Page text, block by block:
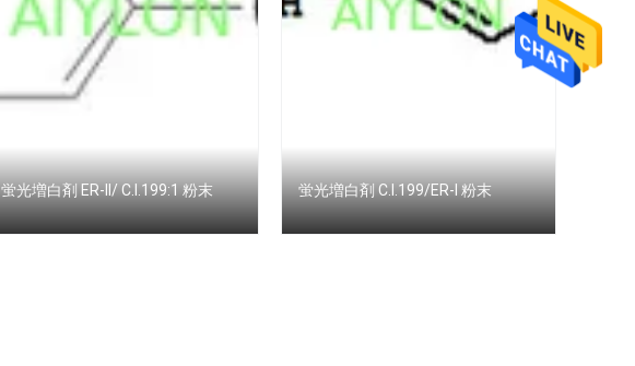
蛍光増白剤 ER-II/ C.I.199:1 粉末 蛍光増白剤 C.I.199/ER-I 粉末